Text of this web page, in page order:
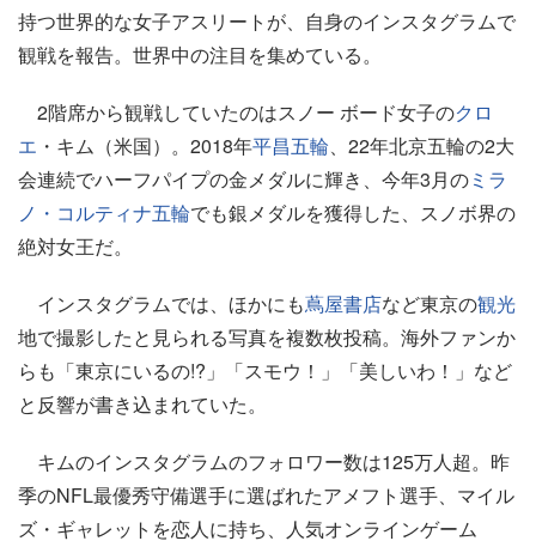
持つ世界的な女子アスリートが、自身のインスタグラムで
観戦を報告。世界中の注目を集めている。
2階席から観戦していたのはスノー ボード女子のクロ
エ ・キム（米国）。2018年平昌五輪、22年北京五輪の2大
会連続でハーフパイプの金メダルに輝き、今年3月のミラ
ノ・コルティナ五輪でも銀メダルを獲得した、スノボ界の
絶対女王だ。
インスタグラムでは、ほかにも蔦屋書店など東京の観光
地で撮影したと見られる写真を複数枚投稿。海外ファンか
らも「東京にいるの!?」「スモウ！」「美しいわ！」など
と反響が書き込まれていた。
キムのインスタグラムのフォロワー数は125万人超。昨
季のNFL最優秀守備選手に選ばれたアメフト選手、マイル
ズ・ギャレットを恋人に持ち、人気オンラインゲーム